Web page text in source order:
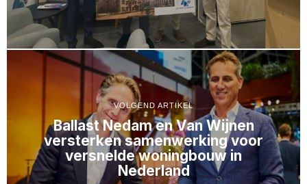
VOLGEND ARTIKEL
Ballast Nedam en Van Wijnen
versterken samenwerking voor
versnelde woningbouw in
Nederland